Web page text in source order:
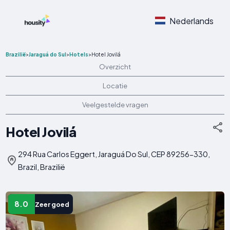
Nederlands
Brazilië>Jaraguá do Sul>Hotels>Hotel Jovilá
Overzicht
Locatie
Veelgestelde vragen
Hotel Jovilá
294 Rua Carlos Eggert, Jaraguá Do Sul, CEP 89256-330,
Brazil, Brazilië
8.0 Zeer goed